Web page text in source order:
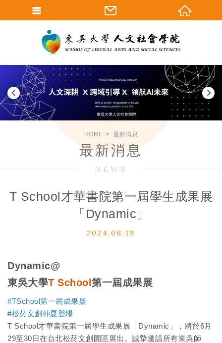
HOME 最新消息
最新消息
NEWS
T School才華書院第一屆學生成果展
「Dynamic」
2024.06.19
Dynamic@
東吳大學T School第一屆成果展
#TSchool第一屆成果展
#松菸文創仲夏登場
T School才華書院第一屆學生成果展「Dynamic」，將於6月
29至30日在台北松菸文創園區展出。誠摯邀請所有東吳師